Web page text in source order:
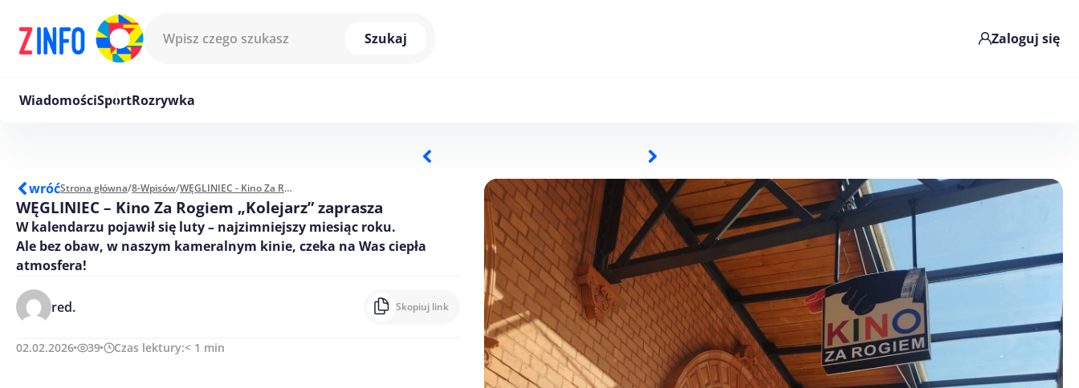
Szukaj
Zaloguj się
WiadomościSportRozrywka
wróćStrona główna/8-Wpisów/ WĘGLINIEC - Kino Za Rogiem "Kolejarz" zaprasza
WĘGLINIEC – Kino Za Rogiem „Kolejarz” zaprasza
W kalendarzu pojawił się luty – najzimniejszy miesiąc roku.
Ale bez obaw, w naszym kameralnym kinie, czeka na Was ciepła
atmosfera!
red. Skopiuj link
02.02.2026 39 Czas lektury:< 1 min